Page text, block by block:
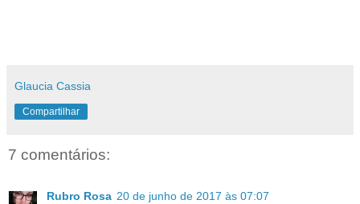
Glaucia Cassia
Compartilhar
7 comentários:
Rubro Rosa 20 de junho de 2017 às 07:07